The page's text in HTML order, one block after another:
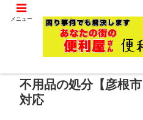
便利屋の お仕事
不用品の処分【彦根
対応
メニュー